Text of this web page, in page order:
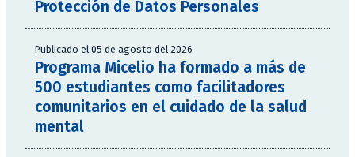
Protección de Datos Personales
Publicado el 05 de agosto del 2026
Programa Micelio ha formado a más de
500 estudiantes como facilitadores
comunitarios en el cuidado de la salud
mental